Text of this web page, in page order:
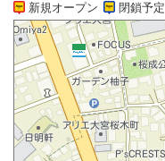
新規オープン 閉鎖予定